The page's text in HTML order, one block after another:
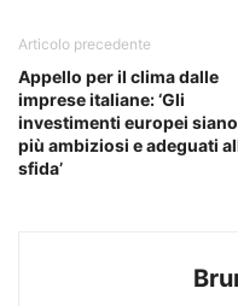
Articolo precedente
Appello per il clima dalle
imprese italiane: ‘Gli
investimenti europei siano
più ambiziosi e adeguati
sfida’